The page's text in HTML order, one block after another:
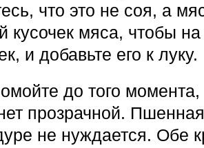
что это не соя, а
кусочек мяса, чтобы
и добавьте его к луку.
до того
прозрачной.
не нуждается. Обе